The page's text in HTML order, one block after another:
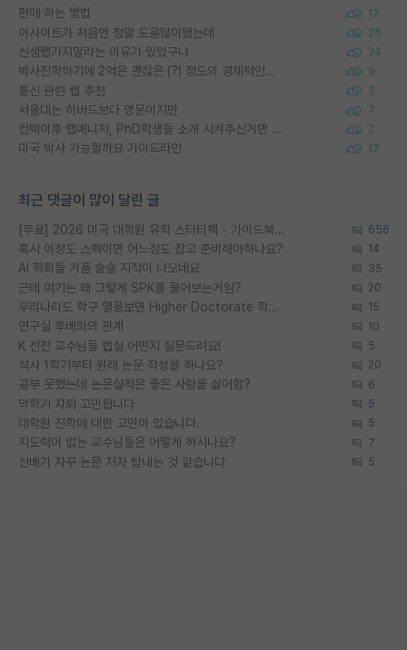
편애 하는 방법 17
이사이트가 처음엔 정말 도움많이됐는데 25
신생랩가지말라는 이유가 있었구나 24
박사진학하기에 2억은 괜찮은 (?) 정도의 경제력인가요 9
통신 관련 랩 추천 3
서울대는 하버드보다 명문이지만 7
컨택이후 랩매니저, PhD학생들 소개 시켜주신거면 거의 컨펌에 가깝나요? 2
미국 박사 가능할까요 가이드라인 17
최근 댓글이 많이 달린 글
[무료] 2026 미국 대학원 유학 스타터팩 - 가이드북 & 합격자 컨택메일 템플릿 656
혹시 이정도 스펙이면 어느정도 잡고 준비해야하나요? 14
AI 학회들 거품 슬슬 지적이 나오네요 35
근데 여기는 왜 그렇게 SPK를 물어보는거임? 20
우리나라도 학구 열풍보면 Higher Doctorate 학위가 필요하다고 봅니다. 15
연구실 후배와의 관계 10
K 전전 교수님들 랩실 어떤지 질문드려요! 5
석사 1학기부터 원래 논문 작성을 하나요? 20
공부 못했는데 논문실적은 좋은 사람을 싫어함? 6
막학기 자퇴 고민됩니다 5
대학원 진학에 대한 고민이 있습니다. 5
지도력이 없는 교수님들은 어떻게 하시나요? 7
선배가 자꾸 논문 저자 탐내는 것 같습니다 5